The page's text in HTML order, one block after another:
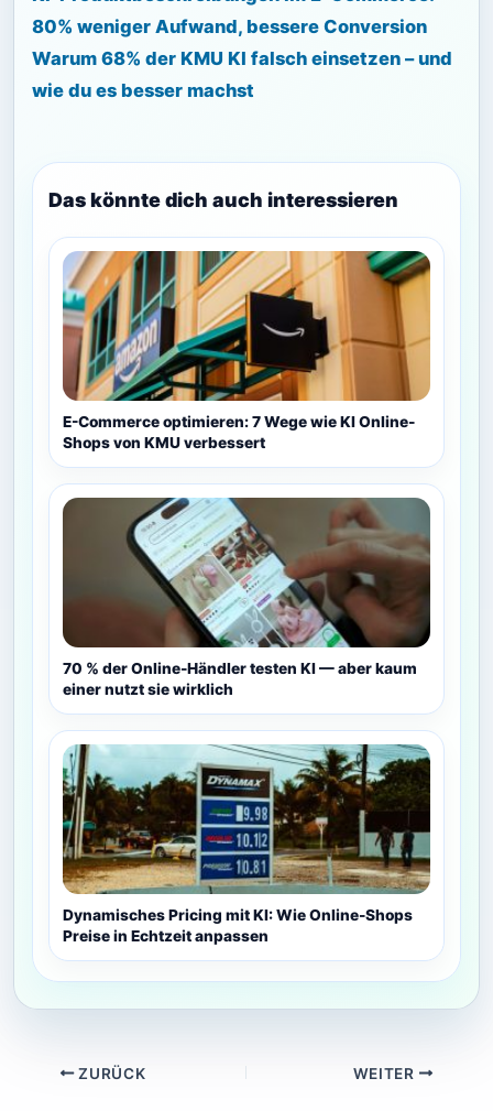
80% weniger Aufwand, bessere Conversion
Warum 68% der KMU KI falsch einsetzen – und
wie du es besser machst
Das könnte dich auch interessieren
E-Commerce optimieren: 7 Wege wie KI Online-
Shops von KMU verbessert
70 % der Online-Händler testen KI — aber kaum
einer nutzt sie wirklich
Dynamisches Pricing mit KI: Wie Online-Shops
Preise in Echtzeit anpassen
ZURÜCK WEITER